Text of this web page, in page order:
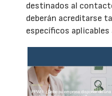
destinados al
deberán acreditarse
específicos